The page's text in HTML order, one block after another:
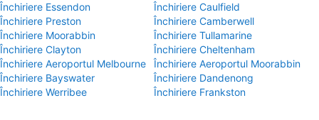
Închiriere Essendon
Închiriere Caulfield
Închiriere Preston
Închiriere Camberwell
Închiriere Moorabbin
Închiriere Tullamarine
Închiriere Clayton
Închiriere Cheltenham
Închiriere Aeroportul Melbourne
Închiriere Aeroportul Moorabbin
Închiriere Bayswater
Închiriere Dandenong
Închiriere Werribee
Închiriere Frankston